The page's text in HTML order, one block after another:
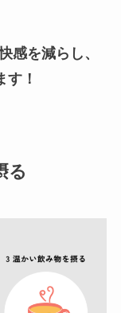
感を減らし、
す！
る